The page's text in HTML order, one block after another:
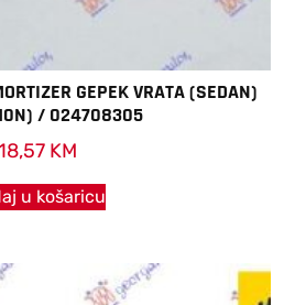
GEPEK VRATA (SEDAN)
/ 024708305
KM
u košaricu